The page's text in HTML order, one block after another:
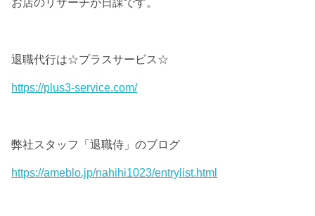
退職代行は☆プラスサービス☆
https://plus3-service.com/
弊社スタッフ「退職侍」のブログ
https://ameblo.jp/nahihi1023/entrylist.html